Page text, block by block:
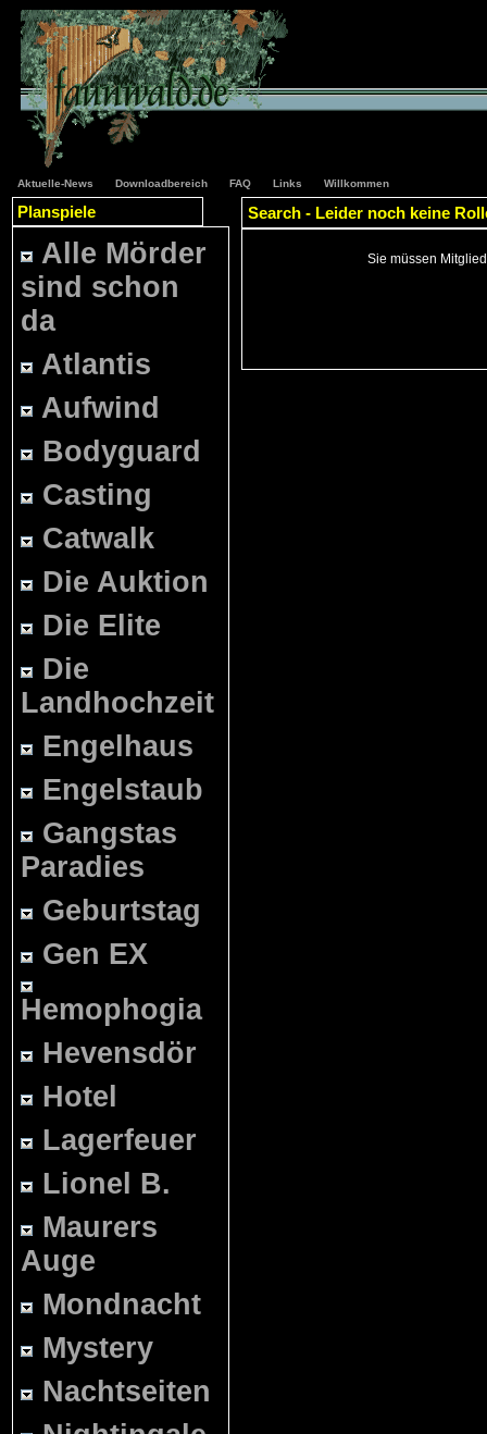
Aktuelle-News Downloadbereich FAQ Links Willkommen
Planspiele
Alle Mörder
sind schon
da
Atlantis
Aufwind
Bodyguard
Casting
Catwalk
Die Auktion
Die Elite
Die
Landhochzeit
Engelhaus
Engelstaub
Gangstas
Paradies
Geburtstag
Gen EX
Hemophogia
Hevensdör
Hotel
Lagerfeuer
Lionel B.
Maurers
Auge
Mondnacht
Mystery
Nachtseiten
Search - Leider noch keine
Sie müssen